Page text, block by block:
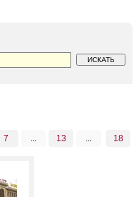
7 ... 13 ... 18